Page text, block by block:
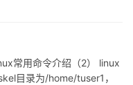
使用系统的用户进行跟
账号都拥有一个惟一的…
常用命令介绍（2） linux
目录为/home/tuser1，